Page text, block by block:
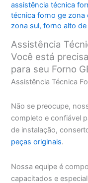
assistência técnica
técnica forno ge zona
zona sul,forno alto
Assistência
Você está
para seu Forno
Assistência Técnica
Não se preocupe,
completo e confiável
de instalação,
peças originais.
Nossa equipe é
capacitados e